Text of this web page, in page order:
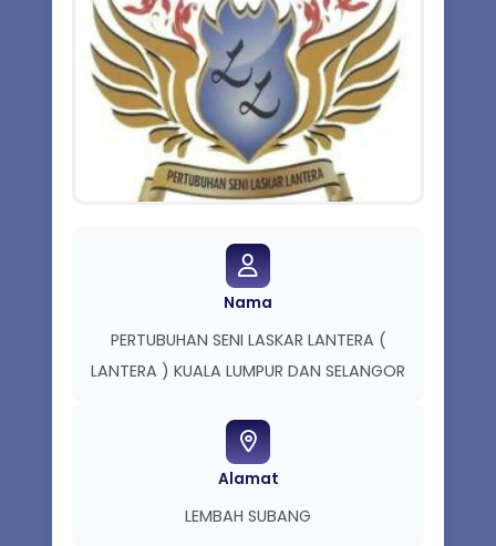
Nama
PERTUBUHAN SENI LASKAR LANTERA (
LANTERA ) KUALA LUMPUR DAN SELANGOR
Alamat
LEMBAH SUBANG